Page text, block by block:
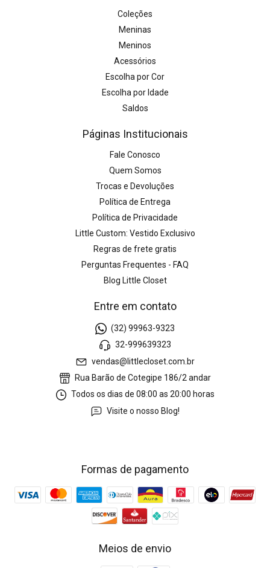
Coleções
Meninas
Meninos
Acessórios
Escolha por Cor
Escolha por Idade
Saldos
Páginas Institucionais
Fale Conosco
Quem Somos
Trocas e Devoluções
Política de Entrega
Política de Privacidade
Little Custom: Vestido Exclusivo
Regras de frete gratis
Perguntas Frequentes - FAQ
Blog Little Closet
Entre em contato
(32) 99963-9323
32-999639323
vendas@littlecloset.com.br
Rua Barão de Cotegipe 186/2 andar
Todos os dias de 08:00 as 20:00 horas
Visite o nosso Blog!
Formas de pagamento
Meios de envio